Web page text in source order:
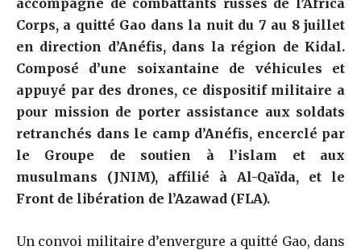
Corps, a quitté Gao dans la nuit du 7 au 8 juillet
en direction d’Anéfis, dans la région de Kidal.
Composé d’une soixantaine de véhicules et
appuyé par des drones, ce dispositif militaire a
pour mission de porter assistance aux soldats
retranchés dans le camp d’Anéfis, encerclé par
le Groupe de soutien à l’islam et aux
musulmans (JNIM), affilié à Al-Qaïda, et le
Front de libération de l’Azawad (FLA).
Un convoi militaire d’envergure a quitté Gao, dans